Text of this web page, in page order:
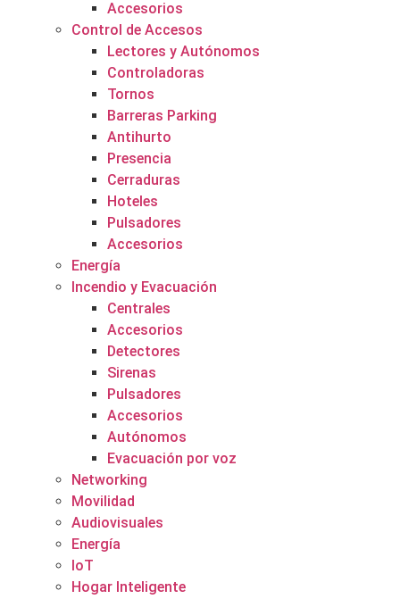
Accesorios
Control de Accesos
Lectores y Autónomos
Controladoras
Tornos
Barreras Parking
Antihurto
Presencia
Cerraduras
Hoteles
Pulsadores
Accesorios
Energía
Incendio y Evacuación
Centrales
Accesorios
Detectores
Sirenas
Pulsadores
Accesorios
Autónomos
Evacuación por voz
Networking
Movilidad
Audiovisuales
Energía
IoT
Hogar Inteligente